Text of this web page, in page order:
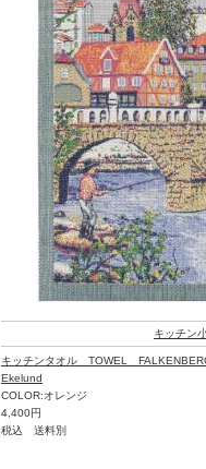
キッチン
キッチンタオル TOWEL
Ekelund
COLOR:オレンジ
4,400円
税込 送料別